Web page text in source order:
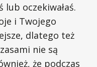
lub oczekiwałaś.
i Twojego
dlatego też
nie są
że podczas